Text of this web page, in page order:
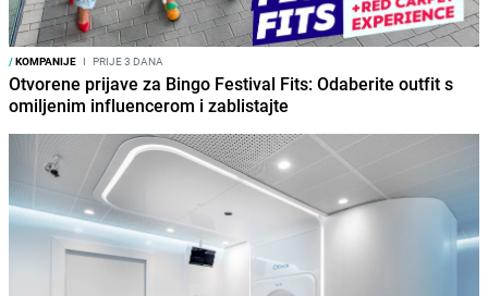
/KOMPANIJE I PRIJE 3 DANA
Otvorene prijave za Bingo Festival Fits: Odaberite outfit s
omiljenim influencerom i zablistajte